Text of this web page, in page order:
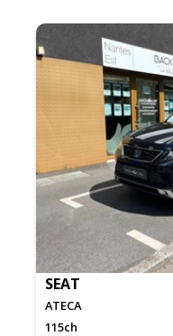
SEAT
ATECA
115ch